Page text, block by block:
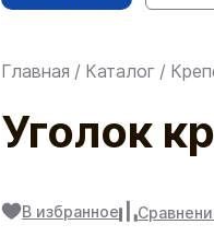
Главная / Каталог /
Уголок
В избранное